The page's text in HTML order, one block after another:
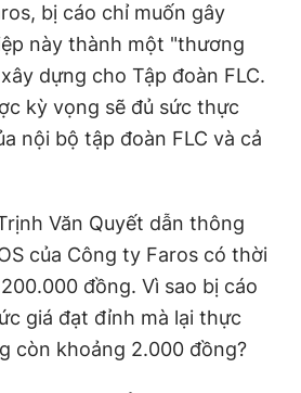
bị cáo chỉ muốn gây
này thành một "thương
dựng cho Tập đoàn FLC.
kỳ vọng sẽ đủ sức thực
nội bộ tập đoàn FLC và cả
Văn Quyết dẫn thông
của Công ty Faros có thời
đồng. Vì sao bị cáo
giá đạt đỉnh mà lại thực
còn khoảng 2.000 đồng?